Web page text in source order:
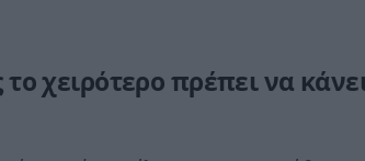
το χειρότερο πρέπει να